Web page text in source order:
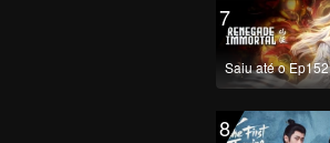
7
Saiu até o Ep152
8